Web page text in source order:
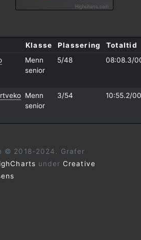
Highcharts.com
Klasse Plassering
Totaltid
Menn
senior
5/48 08:08.3/
Menn
senior
3/54 10:55.2/
© 2018-2024. Grafer
under Creative